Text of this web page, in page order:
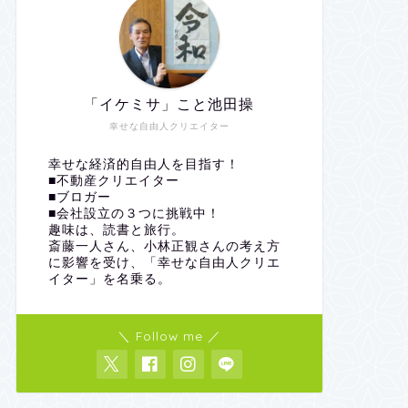
幸せな自由人クリエイター
「イケミサ」こと池田操
幸せな経済的自由人を目指す！
■不動産クリエイター
■ブロガー
■会社設立の３つに挑戦中！
趣味は、読書と旅行。
斎藤一人さん、小林正観さんの考え方
に影響を受け、「幸せな自由人クリエ
イター」を名乗る。
＼ Follow me ／